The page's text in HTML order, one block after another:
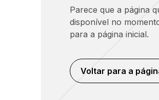
Parece que a página
disponível no
para a página inicial.
Voltar para a